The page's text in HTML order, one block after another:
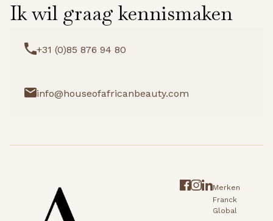
Ik wil graag kennismaken
+31 (0)85 876 94 80
info@houseofafricanbeauty.com
Merken
Franck
Global